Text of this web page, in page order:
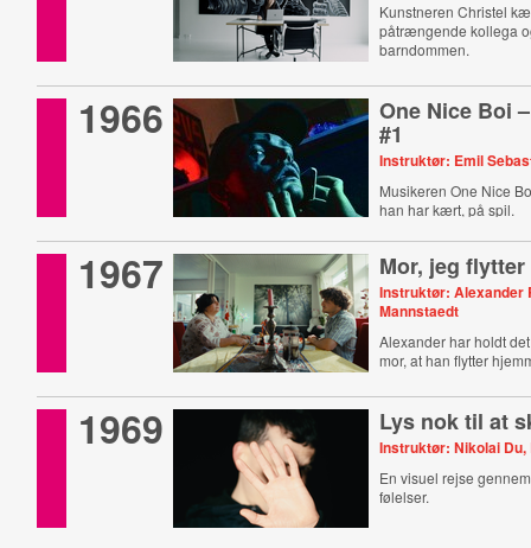
Kunstneren Christel
påtrængende kollega
barndommen.
1966 One Nice Boi
#1
Instruktør: Emil
Musikeren One Nice
han har kært, på spil.
1967 Mor, jeg
Instruktør: Alexander
Mannstaedt
Alexander har holdt
mor, at han flytter
1969 Lys nok til at
Instruktør: Nikolai Du,
En visuel rejse
følelser.